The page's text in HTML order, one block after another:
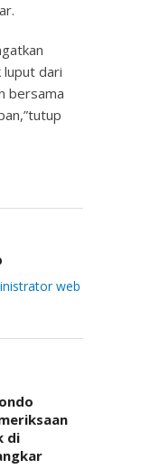
luput dari
bersama
web
di